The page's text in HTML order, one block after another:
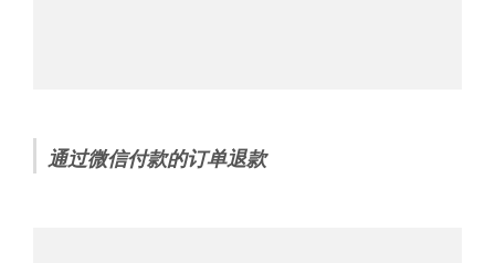
通过微信付款的订单退款